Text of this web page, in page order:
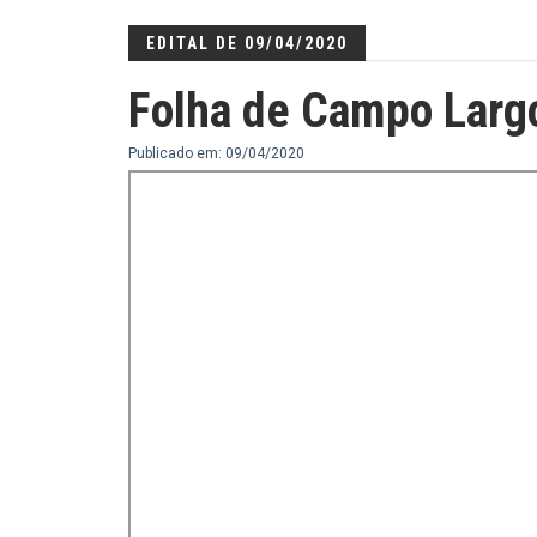
EDITAL DE 09/04/2020
Folha de Campo
Publicado em: 09/04/2020